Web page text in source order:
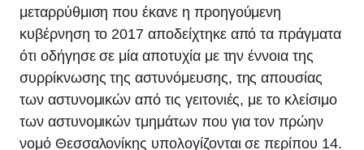
μεταρρύθμιση που έκανε η προηγούμενη
κυβέρνηση το 2017 αποδείχτηκε από τα πράγματα
ότι οδήγησε σε μία αποτυχία με την έννοια της
συρρίκνωσης της αστυνόμευσης, της απουσίας
των αστυνομικών από τις γειτονιές, με το κλείσιμο
των αστυνομικών τμημάτων που για τον πρώην
νομό Θεσσαλονίκης υπολογίζονται σε περίπου 14.